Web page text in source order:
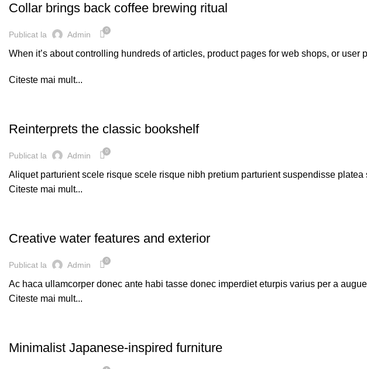
Collar brings back coffee brewing ritual
Publicat la Admin 0
When it’s about controlling hundreds of articles, product pages for web shops, or user
Citeste mai mult...
Reinterprets the classic bookshelf
Publicat la Admin 0
Aliquet parturient scele risque scele risque nibh pretium parturient suspendisse
Citeste mai mult...
Creative water features and exterior
Publicat la Admin 0
Ac haca ullamcorper donec ante habi tasse donec imperdiet eturpis varius per a
Citeste mai mult...
Minimalist Japanese-inspired furniture